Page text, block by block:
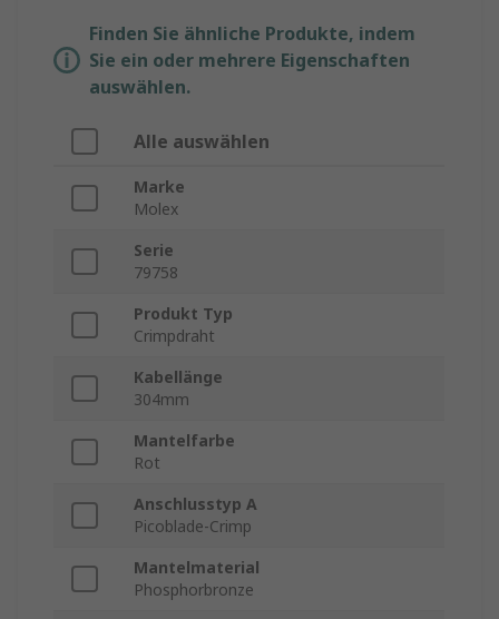
Finden Sie ähnliche Produkte, indem
Sie ein oder mehrere Eigenschaften
auswählen.
Alle auswählen
Marke
Molex
Serie
79758
Produkt Typ
Crimpdraht
Kabellänge
304mm
Mantelfarbe
Rot
Anschlusstyp A
Picoblade-Crimp
Mantelmaterial
Phosphorbronze